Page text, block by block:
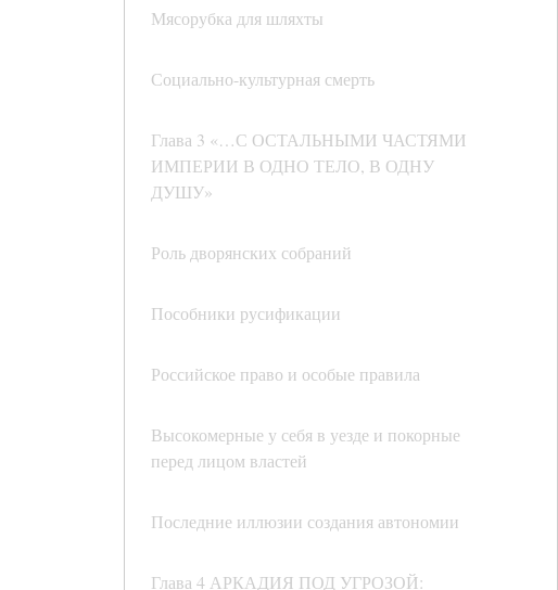
Мясорубка для шляхты
Социально-культурная смерть
Глава 3 «…С ОСТАЛЬНЫМИ ЧАСТЯМИ
ИМПЕРИИ В ОДНО ТЕЛО, В ОДНУ
ДУШУ»
Роль дворянских собраний
Пособники русификации
Российское право и особые правила
Высокомерные у себя в уезде и покорные
перед лицом властей
Последние иллюзии создания автономии
Глава 4 АРКАДИЯ ПОД УГРОЗОЙ: